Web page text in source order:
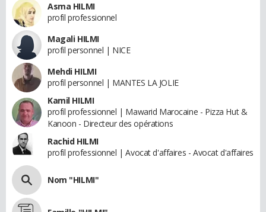
Asma HILMI
profil professionnel
Magali HILMI
profil personnel | NICE
Mehdi HILMI
profil personnel | MANTES LA JOLIE
Kamil HILMI
profil professionnel | Mawarid Marocaine - Pizza Hut &
Kanoon - Directeur des opérations
Rachid HILMI
profil professionnel | Avocat d'affaires - Avocat d'affaires
Nom "HILMI"